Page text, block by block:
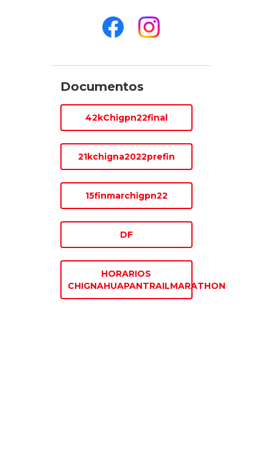
Documentos
42kChigpn22final
21kchigna2022prefin
15finmarchigpn22
DF
HORARIOS
CHIGNAHUAPANTRAILMARATHON